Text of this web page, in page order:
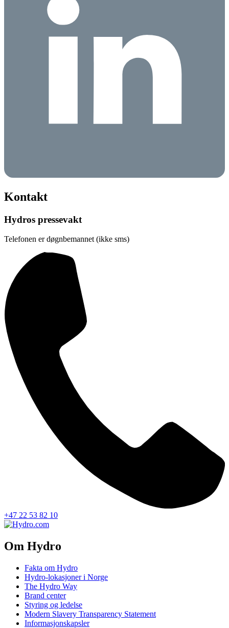
Kontakt
Hydros pressevakt
Telefonen er døgnbemannet (ikke sms)
+47 22 53 82 10
Om Hydro
Fakta om Hydro
Hydro-lokasjoner i Norge
The Hydro Way
Brand center
Styring og ledelse
Modern Slavery Transparency Statement
Informasjonskapsler